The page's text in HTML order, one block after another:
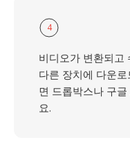
4
비디오가 변환되고
다른 장치에 다운
면 드롭박스나 구
요.